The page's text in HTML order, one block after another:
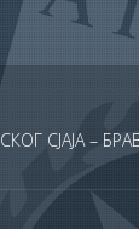
20 МИЛИОНА
МУЗЕЈУ
СЈАЈА –